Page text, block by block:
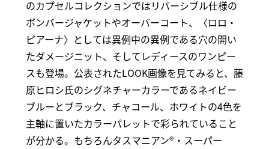
のカプセルコレクションではリバーシブル仕様の
ボンバージャケットやオーバーコート、〈ロロ・
ピアーナ〉としては異例中の異例である穴の開い
たダメージニット、そしてレディースのワンピー
スも登場。公表されたLOOK画像を見てみると、藤
原ヒロシ氏のシグネチャーカラーであるネイビー
ブルーとブラック、チャコール、ホワイトの4色を
主軸に置いたカラーパレットで彩られていること
が分かる。もちろんタスマニアン®・スーパー